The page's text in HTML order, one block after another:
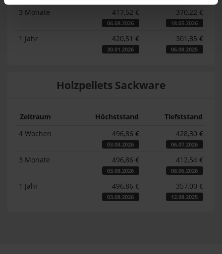
3 Monate 417,52 €
06.08.2026
370,22 €
18.05.2026
1 Jahr 420,51 €
30.01.2026
301,85 €
06.08.2025
Holzpellets Sackware
Zeitraum Höchststand
Tiefststand
4 Wochen
496,86 €
03.08.2026
428,30 €
06.07.2026
3 Monate 496,86 €
03.08.2026
412,54 €
08.06.2026
1 Jahr 496,86 €
03.08.2026
357,00 €
12.08.2025